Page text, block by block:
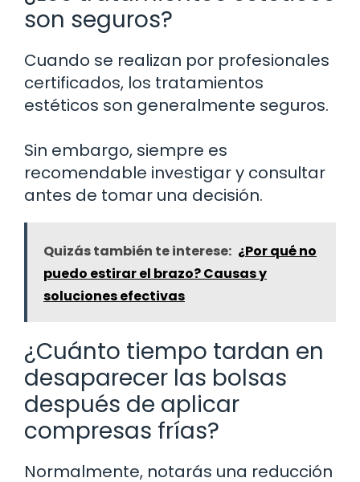
son seguros?
Cuando se realizan por profesionales
certificados, los tratamientos
estéticos son generalmente seguros.
Sin embargo, siempre es
recomendable investigar y consultar
antes de tomar una decisión.
Quizás también te interese: ¿Por qué no
puedo estirar el brazo? Causas y
soluciones efectivas
¿Cuánto tiempo tardan en
desaparecer las bolsas
después de aplicar
compresas frías?
Normalmente, notarás una reducción